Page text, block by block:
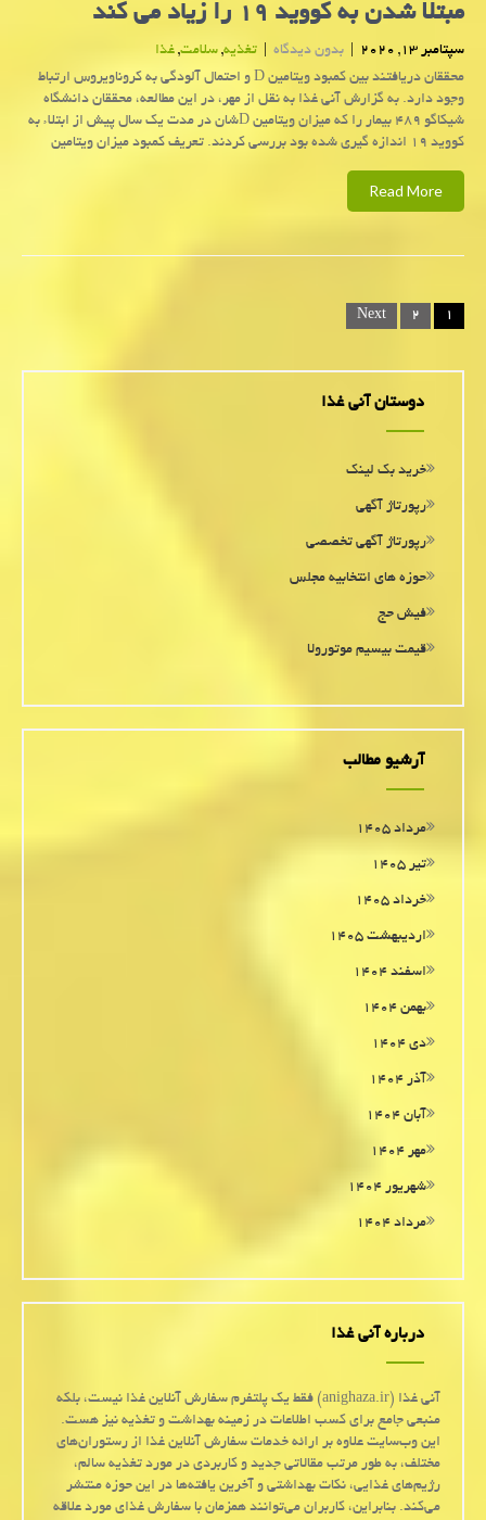
مبتلا شدن به كووید ۱۹ را زیاد می كند
سپتامبر 13, 2020 | بدون دیدگاه | تغذیه,سلامت,غذا
محققان دریافتند بین كمبود ویتامین D و احتمال آلودگی به كروناویروس ارتباط
وجود دارد. به گزارش آنی غذا به نقل از مهر، در این مطالعه، محققان دانشگاه
شیکاگو ۴۸۹ بیمار را که میزان ویتامین Dشان در مدت یک سال پیش از ابتلاء به
کووید ۱۹ اندازه گیری شده بود بررسی کردند. تعریف کمبود میزان ویتامین
Read More
Posts
navigation
۲ Next
دوستان آنی غذا
خرید بک لینک
رپورتاژ آگهی
رپورتاژ آگهی تخصصی
حوزه های انتخابیه مجلس
فیش حج
قیمت بیسیم موتورولا
آرشیو مطالب
مرداد ۱۴۰۵
تیر ۱۴۰۵
خرداد ۱۴۰۵
اردیبهشت ۱۴۰۵
اسفند ۱۴۰۴
بهمن ۱۴۰۴
دی ۱۴۰۴
آذر ۱۴۰۴
آبان ۱۴۰۴
مهر ۱۴۰۴
شهریور ۱۴۰۴
مرداد ۱۴۰۴
درباره آنی غذا
آنی غذا (anighaza.ir) فقط یک پلتفرم سفارش آنلاین غذا نیست، بلکه
منبعی جامع برای کسب اطلاعات در زمینه بهداشت و تغذیه نیز هست.
این وب‌سایت علاوه بر ارائه خدمات سفارش آنلاین غذا از رستوران‌های
مختلف، به طور مرتب مقالاتی جدید و کاربردی در مورد تغذیه سالم،
رژیم‌های غذایی، نکات بهداشتی و آخرین یافته‌ها در این حوزه منتشر
می‌کند. بنابراین، کاربران می‌توانند همزمان با سفارش غذای مورد علاقه